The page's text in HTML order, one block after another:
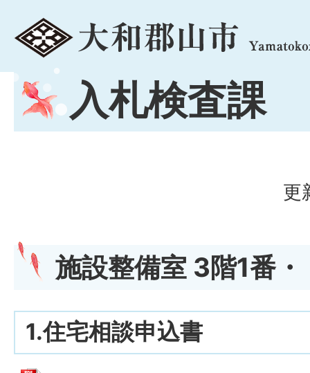
menu
入札検査課
更
施設整備室 3階1番
1.住宅相談申込書